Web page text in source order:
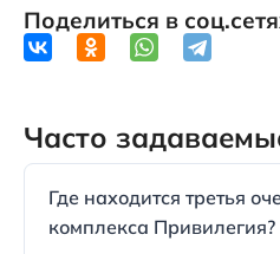
Поделиться в
Часто
Где находится третья
комплекса Привилегия?